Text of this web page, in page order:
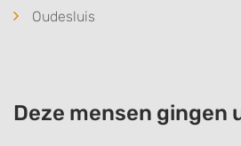
Oudesluis
Deze mensen gingen